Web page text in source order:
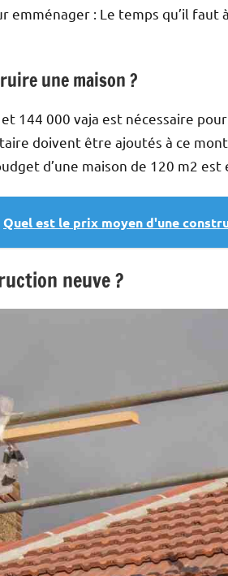
emménager : Le temps qu’il
une maison ?
144 000 vaja est nécessaire
doivent être ajoutés à ce
d’une maison de 120 m2
Quel est le prix moyen d'une
neuve ?